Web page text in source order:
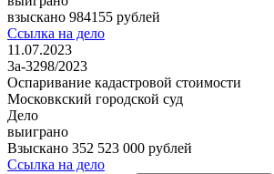
взыскано 984155 рублей
Ссылка на дело
11.07.2023
3а-3298/2023
Оспаривание кадастровой стоимости
Московкский городской суд
Дело
выиграно
Взыскано 352 523 000 рублей
Ссылка на дело